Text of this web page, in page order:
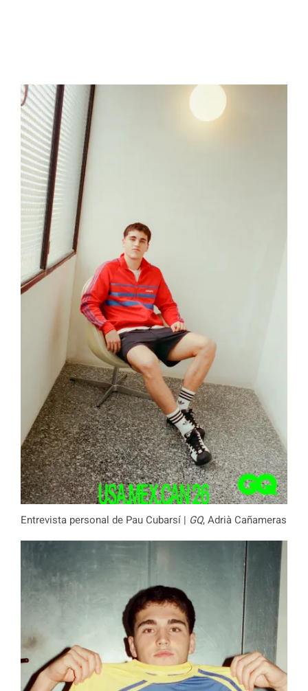
Entrevista personal de Pau Cubarsí | GQ, Adrià Cañameras